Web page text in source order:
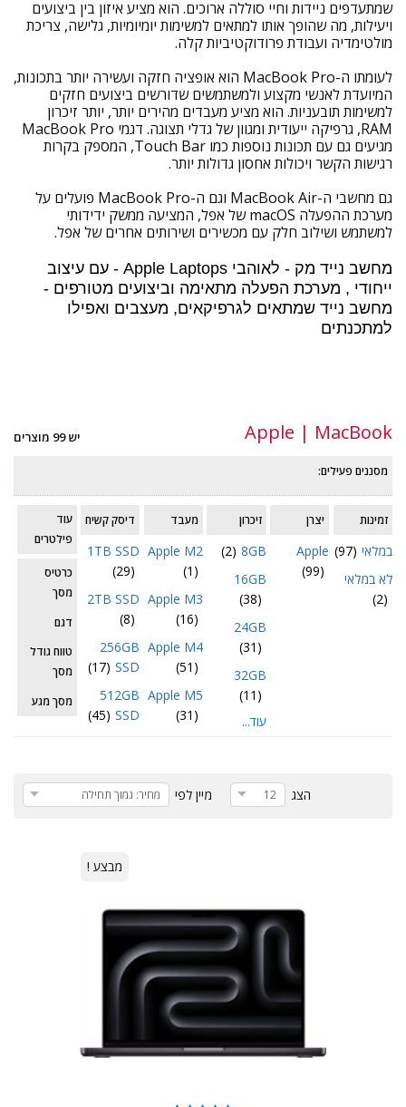
שמתעדפים ניידות וחיי סוללה ארוכים. הוא מציע איזון בין ביצועים
ויעילות, מה שהופך אותו למתאים למשימות יומיומיות, גלישה, צריכת
מולטימדיה ועבודת פרודוקטיביות קלה.
לעומתו ה-MacBook Pro הוא אופציה חזקה ועשירה יותר בתכונות,
המיועדת לאנשי מקצוע ולמשתמשים שדורשים ביצועים חזקים
למשימות תובעניות. הוא מציע מעבדים מהירים יותר, יותר זיכרון
RAM, גרפיקה ייעודית ומגוון של גדלי תצוגה. דגמי MacBook Pro
מגיעים גם עם תכונות נוספות כמו Touch Bar, המספק בקרות
רגישות הקשר ויכולות אחסון גדולות יותר.
גם מחשבי ה-MacBook Air וגם ה-MacBook Pro פועלים על
מערכת ההפעלה macOS של אפל, המציעה ממשק ידידותי
למשתמש ושילוב חלק עם מכשירים ושירותים אחרים של אפל.
מחשב נייד מק - לאוהבי Apple Laptops - עם עיצוב
ייחודי , מערכת הפעלה מתאימה וביצועים מטורפים -
מחשב נייד שמתאים לגרפיקאים, מעצבים ואפילו
למתכנתים
Apple | MacBook יש 99 מוצרים
מסננים פעילים:
זמינות
במלאי (97)
לא במלאי
(2)
יצרן
Apple
(99)
זיכרון
8GB
(2)
16GB
(38)
24GB
(31)
32GB
(11)
עוד...
מעבד
Apple M2
(1)
Apple M3
(16)
Apple M4
(51)
Apple M5
(31)
דיסק קשיח
1TB SSD
(29)
2TB SSD
(8)
256GB
SSD
(17)
512GB
SSD
(45)
עוד
פילטרים
כרטיס
מסך
דגם
טווח גודל
מסך
מסך מגע
מיין לפי מחיר: נמוך תחילה הצג 12
מבצע !